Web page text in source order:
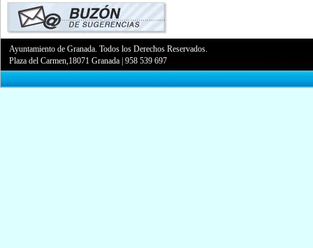
Ayuntamiento de Granada. Todos los Derechos Reservados.
Plaza del Carmen,18071 Granada |958 539 697